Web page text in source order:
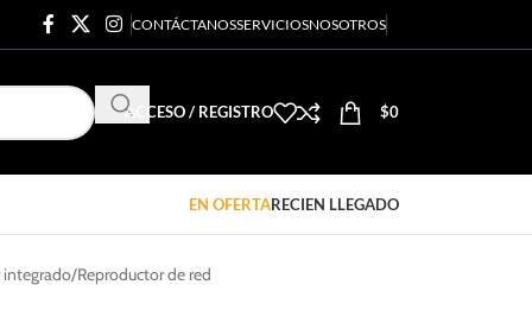
CONTÁCTANOSSERVICIOSNOSOTROS
ACCESO / REGISTRO $0
EN OFERTARECIEN LLEGADO
Reproductor de red